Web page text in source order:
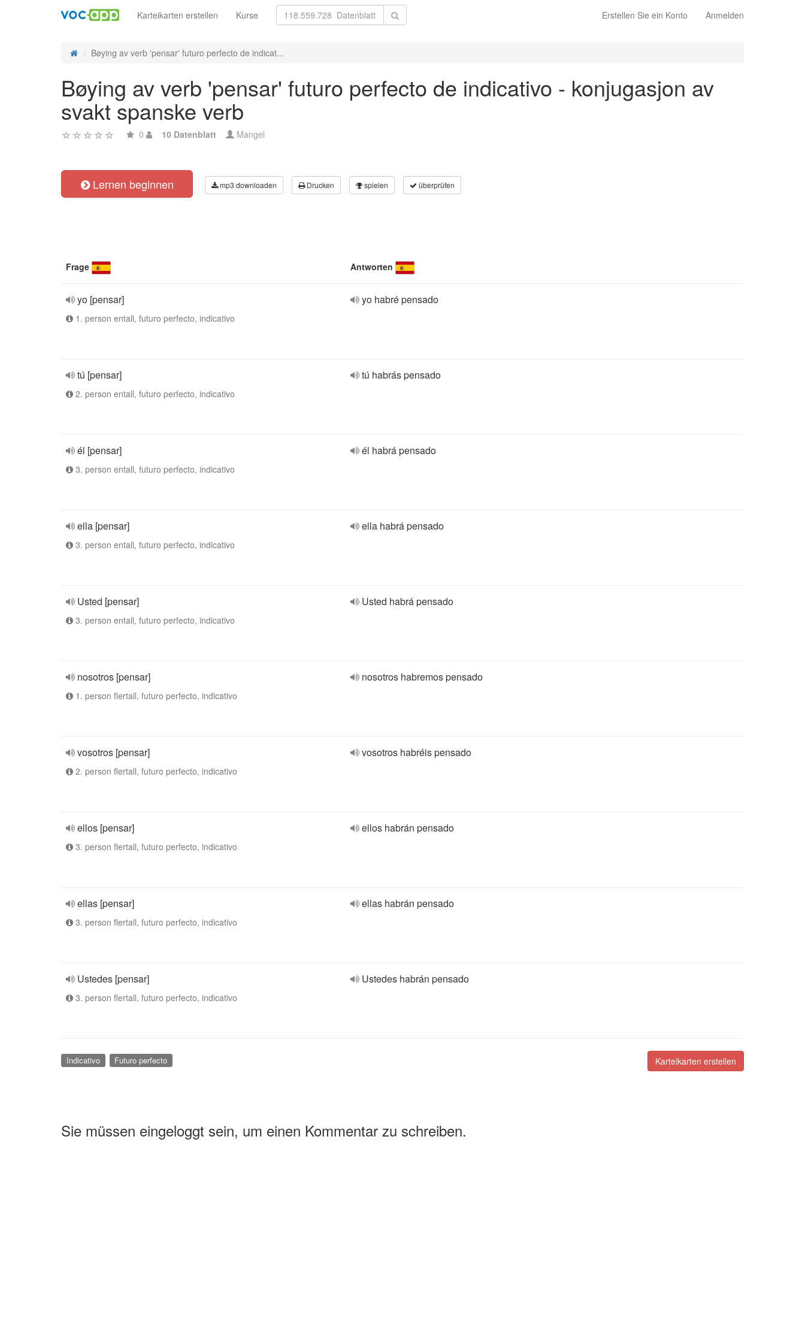
Erstellen Sie ein Konto Anmelden
Karteikarten erstellen Kurse
Bøying av verb 'pensar' futuro perfecto de indicat...
Bøying av verb 'pensar' futuro perfecto de indicativo - konjugasjon av
svakt spanske verb
0 10 Datenblatt Mangel
Lernen beginnen mp3 downloaden Drucken spielen überprüfen
Frage Antworten
yo [pensar]
1. person entall, futuro perfecto, indicativo
yo habré pensado
tú [pensar]
2. person entall, futuro perfecto, indicativo
tú habrás pensado
él [pensar]
3. person entall, futuro perfecto, indicativo
él habrá pensado
ella [pensar]
3. person entall, futuro perfecto, indicativo
ella habrá pensado
Usted [pensar]
3. person entall, futuro perfecto, indicativo
Usted habrá pensado
nosotros [pensar]
1. person flertall, futuro perfecto, indicativo
nosotros habremos pensado
vosotros [pensar]
2. person flertall, futuro perfecto, indicativo
vosotros habréis pensado
ellos [pensar]
3. person flertall, futuro perfecto, indicativo
ellos habrán pensado
ellas [pensar]
3. person flertall, futuro perfecto, indicativo
ellas habrán pensado
Ustedes [pensar]
3. person flertall, futuro perfecto, indicativo
Ustedes habrán pensado
Karteikarten erstellen
Indicativo Futuro perfecto
Sie müssen eingeloggt sein, um einen Kommentar zu schreiben.